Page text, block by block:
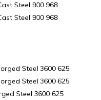
Steel 900 968
Steel 900 968
Steel 3600 625
Steel 3600 625
Steel 3600 625